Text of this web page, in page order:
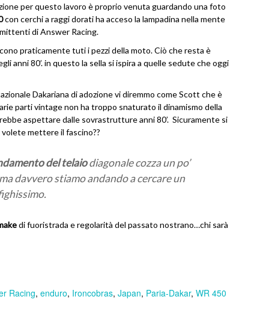
per questo lavoro è proprio venuta guardando una foto
con cerchi a raggi dorati ha acceso la lampadina nella mente
di Answer Racing.
praticamente tuti i pezzi della moto. Ciò che resta è
anni 80’. in questo la sella si ispira a quelle sedute che oggi
Dakariana di adozione vi diremmo come Scott che è
parti vintage non ha troppo snaturato il dinamismo della
aspettare dalle sovrastrutture anni 80’. Sicuramente si
mettere il fascino??
del telaiodiagonale cozza un po’
davvero stiamo andando a cercare un
di fuoristrada e regolarità del passato nostrano…chi sarà
Racing, enduro, Ironcobras, Japan, Paria-Dakar, WR 450